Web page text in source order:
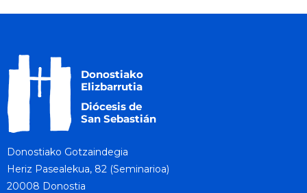
Donostiako Gotzaindegia
Heriz Pasealekua, 82 (Seminarioa)
20008 Donostia